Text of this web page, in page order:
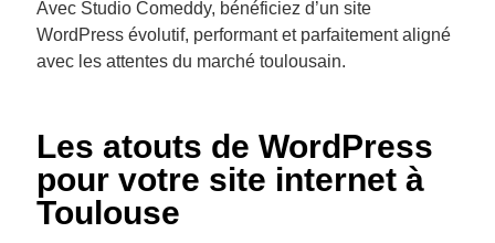
Avec Studio Comeddy, bénéficiez d’un site
WordPress évolutif, performant et parfaitement aligné
avec les attentes du marché toulousain.
Les atouts de WordPress
pour votre site internet à
Toulouse